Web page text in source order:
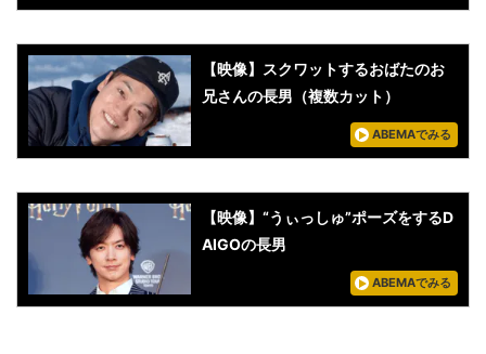
【映像】スクワットするおばたのお
兄さんの長男（複数カット）
ABEMAでみる
【映像】“うぃっしゅ”ポーズをするD
AIGOの長男
ABEMAでみる